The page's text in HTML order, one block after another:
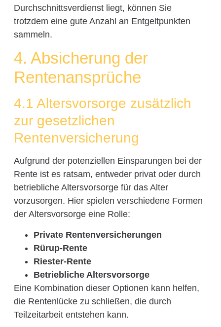
Durchschnittsverdienst liegt, können Sie
trotzdem eine gute Anzahl an Entgeltpunkten
sammeln.
4. Absicherung der
Rentenansprüche
4.1 Altersvorsorge zusätzlich
zur gesetzlichen
Rentenversicherung
Aufgrund der potenziellen Einsparungen bei der
Rente ist es ratsam, entweder privat oder durch
betriebliche Altersvorsorge für das Alter
vorzusorgen. Hier spielen verschiedene Formen
der Altersvorsorge eine Rolle:
Private Rentenversicherungen
Rürup-Rente
Riester-Rente
Betriebliche Altersvorsorge
Eine Kombination dieser Optionen kann helfen,
die Rentenlücke zu schließen, die durch
Teilzeitarbeit entstehen kann.